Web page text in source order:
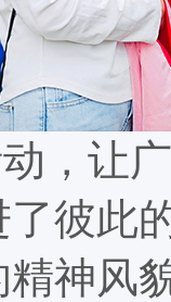
让广
彼此
神风